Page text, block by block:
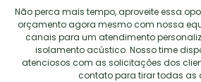
Não perca mais tempo, aproveite essa
orçamento agora mesmo com nossa
canais para um atendimento
isolamento acústico. Nosso time
atenciosos com as solicitações dos
contato para tirar todas as